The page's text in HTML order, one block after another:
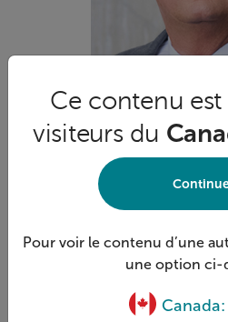
Ce contenu
visiteurs du
Pour voir le contenu d’une
une option ci-
Président fraternel international,
Richard P.
M. Hennick était gestionnaire
agréé et certifié chez American